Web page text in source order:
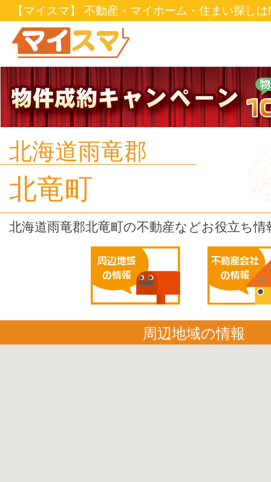
【マイスマ】 不動産・マイホーム・住まい探し
北海道雨竜郡
北竜町
北海道雨竜郡北竜町の不動産などお役立ち情
周辺地域の情報